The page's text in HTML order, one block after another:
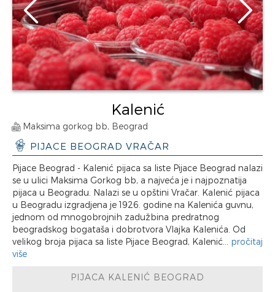
Kalenić
Maksima gorkog bb, Beograd
PIJACE BEOGRAD VRAČAR
Pijace Beograd - Kalenić pijaca sa liste Pijace Beograd nalazi
se u ulici Maksima Gorkog bb, a najveća je i najpoznatija
pijaca u Beogradu. Nalazi se u opštini Vračar. Kalenić pijaca
u Beogradu izgradjena je 1926. godine na Kalenića guvnu,
jednom od mnogobrojnih zadužbina predratnog
beogradskog bogataša i dobrotvora Vlajka Kalenića. Od
velikog broja pijaca sa liste Pijace Beograd, Kalenić... pročitaj
više
PIJACA KALENIĆ BEOGRAD